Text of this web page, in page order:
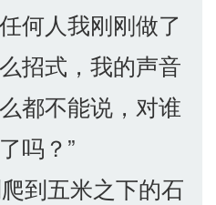
何人我刚刚做了
招式，我的声音
都不能说，对谁
吗？”
到五米之下的石